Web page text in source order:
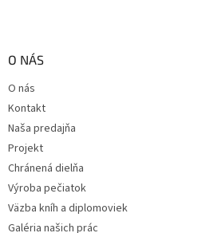
O NÁS
O nás
Kontakt
Naša predajňa
Projekt
Chránená dielňa
Výroba pečiatok
Väzba kníh a diplomoviek
Galéria našich prác